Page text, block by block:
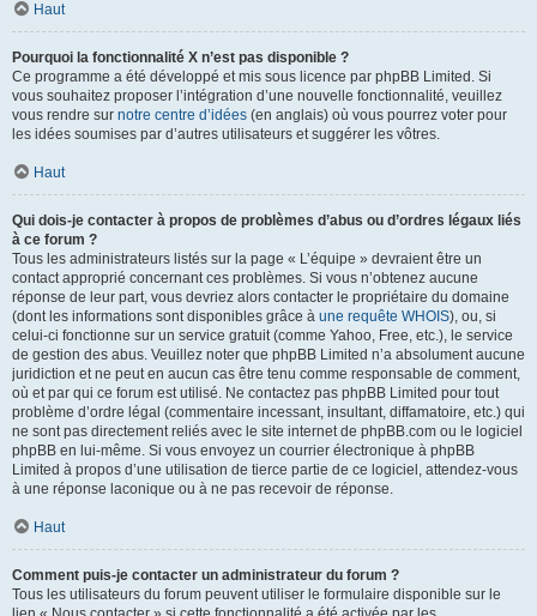
Haut
Pourquoi la fonctionnalité X n’est pas disponible ?
Ce programme a été développé et mis sous licence par phpBB Limited. Si
vous souhaitez proposer l’intégration d’une nouvelle fonctionnalité, veuillez
vous rendre sur notre centre d’idées (en anglais) où vous pourrez voter pour
les idées soumises par d’autres utilisateurs et suggérer les vôtres.
Haut
Qui dois-je contacter à propos de problèmes d’abus ou d’ordres légaux liés
à ce forum ?
Tous les administrateurs listés sur la page « L’équipe » devraient être un
contact approprié concernant ces problèmes. Si vous n’obtenez aucune
réponse de leur part, vous devriez alors contacter le propriétaire du domaine
(dont les informations sont disponibles grâce à une requête WHOIS), ou, si
celui-ci fonctionne sur un service gratuit (comme Yahoo, Free, etc.), le service
de gestion des abus. Veuillez noter que phpBB Limited n’a absolument aucune
juridiction et ne peut en aucun cas être tenu comme responsable de comment,
où et par qui ce forum est utilisé. Ne contactez pas phpBB Limited pour tout
problème d’ordre légal (commentaire incessant, insultant, diffamatoire, etc.) qui
ne sont pas directement reliés avec le site internet de phpBB.com ou le logiciel
phpBB en lui-même. Si vous envoyez un courrier électronique à phpBB
Limited à propos d’une utilisation de tierce partie de ce logiciel, attendez-vous
à une réponse laconique ou à ne pas recevoir de réponse.
Haut
Comment puis-je contacter un administrateur du forum ?
Tous les utilisateurs du forum peuvent utiliser le formulaire disponible sur le